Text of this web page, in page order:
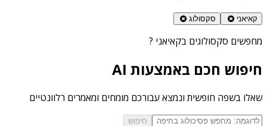
קאיאני סקסולוג
מחפשים סקסולוגים בקאיאני ?
חיפוש חכם באמצעות AI
שאלו בשפה חופשית ונמצא עבורכם מומחים ומאמרים רלוונטיים
חיפוש